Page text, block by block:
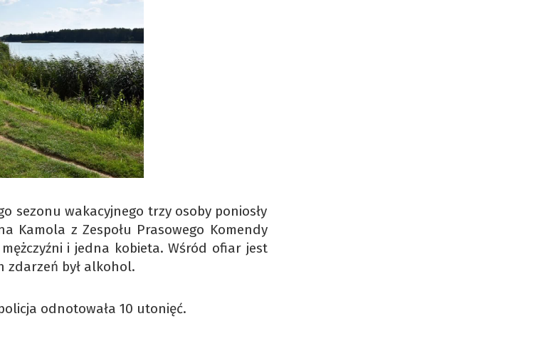
sezonu wakacyjnego trzy osoby poniosły
Kamola z Zespołu Prasowego Komendy
i jedna kobieta. Wśród ofiar jest
zdarzeń był alkohol.
odnotowała 10 utonięć.